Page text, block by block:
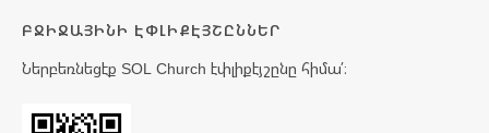
ԲՋԻՋԱՅԻՆԻ ԷՓԼԻՔԷՅՇԸՆՆԵՐ
Ներբեռնեցէք SOL Church էփլիքէյշընը հիմա՛։